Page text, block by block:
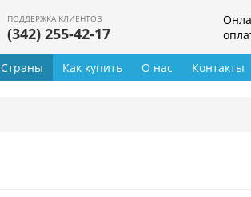
ПОДДЕРЖКА КЛИЕНТОВ
(342) 255-42-17
Страны Как купить О нас Контакты